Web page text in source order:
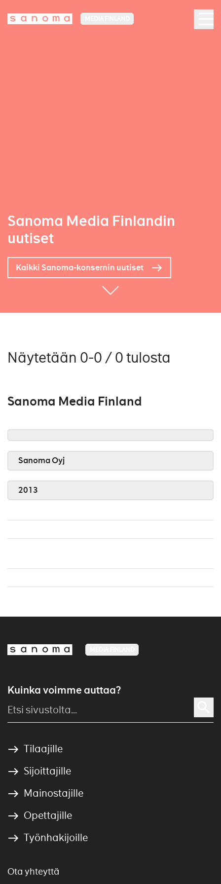
Sanoma Media Finlandin
uutiset
Kaikki Sanoma-konsernin uutiset
Näytetään 0-0 / 0 tulosta
Sanoma Media Finland
Sanoma Oyj
2013
Kuinka voimme auttaa?
Tilaajille
Sijoittajille
Mainostajille
Opettajille
Työnhakijoille
Ota yhteyttä